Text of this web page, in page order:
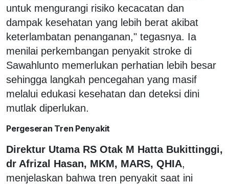
untuk mengurangi risiko kecacatan dan
dampak kesehatan yang lebih berat akibat
keterlambatan penanganan," tegasnya. Ia
menilai perkembangan penyakit stroke di
Sawahlunto memerlukan perhatian lebih besar
sehingga langkah pencegahan yang masif
melalui edukasi kesehatan dan deteksi dini
mutlak diperlukan.
Pergeseran Tren Penyakit
Direktur Utama RS Otak M Hatta Bukittinggi,
dr Afrizal Hasan, MKM, MARS, QHIA,
menjelaskan bahwa tren penyakit saat ini